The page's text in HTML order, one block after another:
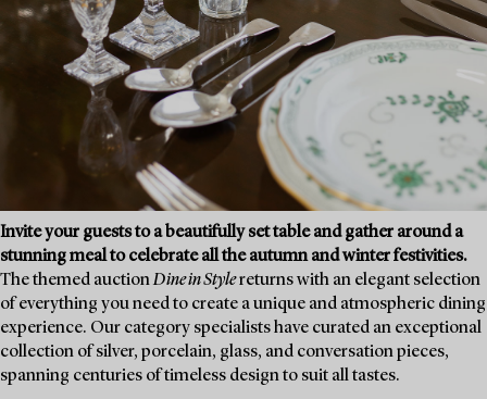
Invite your guests to a beautifully set table and gather around a
stunning meal to celebrate all the autumn and winter festivities.
The themed auctionDine in Stylereturns with an elegant selection
of everything you need to create a unique and atmospheric dining
experience. Our category specialists have curated an exceptional
collection of silver, porcelain, glass, and conversation pieces,
spanning centuries of timeless design to suit all tastes.